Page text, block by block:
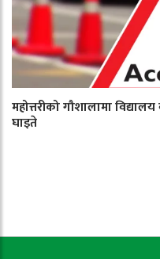
महोत्तरीको गौशालामा
घाइते